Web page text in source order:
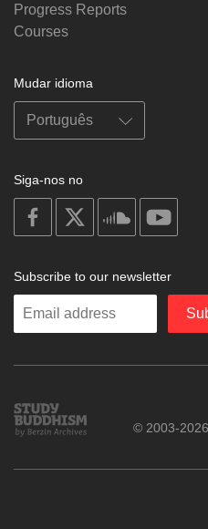
Progress Reports
Courses
Mudar idioma
Siga-nos no
on
facebook
soundcloud
Subscribe to our newsletter
Enter
Study
Buddhism
© 2003-